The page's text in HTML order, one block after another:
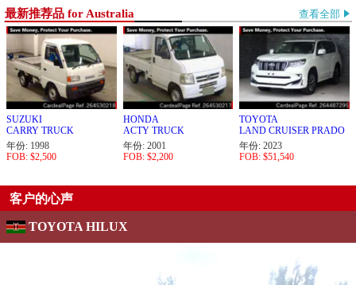
最新推荐品 for Australia 查看全部
SUZUKI
CARRY TRUCK
年份: 1998
FOB: $2,500
HONDA
ACTY TRUCK
年份: 2001
FOB: $2,200
TOYOTA
LAND CRUISER PRADO
年份: 2023
FOB: $51,540
客户的心声
TOYOTA HILUX